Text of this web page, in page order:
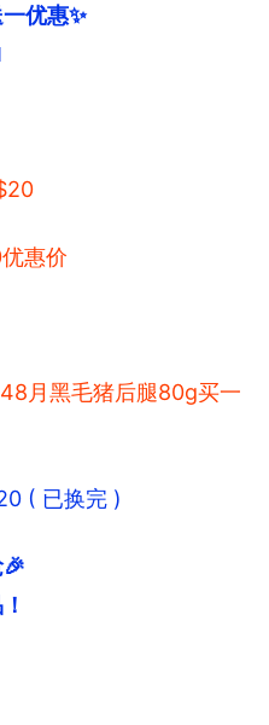
优惠✨
惠价
月黑毛猪后腿80g买一
( 已换完 )